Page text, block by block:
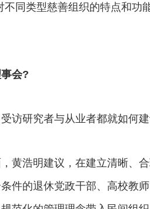
不同类型慈善组织的特点和
会?
访研究者与从业者都就如何
浩明建议，在建立清晰、合
件的退休党政干部、高校教